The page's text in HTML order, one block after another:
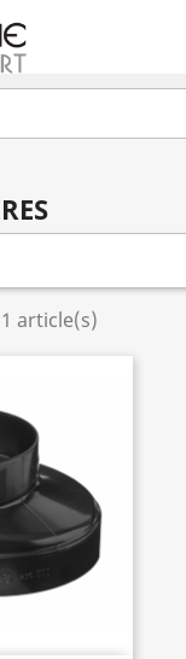
article(s)